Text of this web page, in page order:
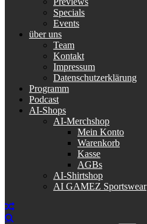
Specials
Events
über uns
Team
Kontakt
Impressum
Datenschutzerklärung
Programm
Podcast
AI-Shops
AI-Merchshop
Mein Konto
Warenkorb
Kasse
AGBs
AI-Shirtshop
AI GAMEZ Sportswear